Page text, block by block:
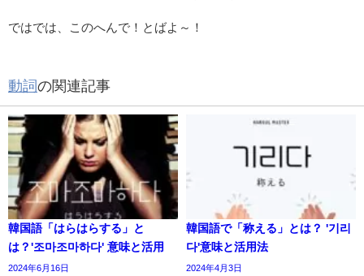
ではでは、このへんで！とばよ～！
動詞の関連記事
韓国語「はらはらする」と
は？'조마조마하다' 意味と活用
2024年6月16日
韓国語で「称える」とは？ '기리
다'意味と活用法
2024年4月3日